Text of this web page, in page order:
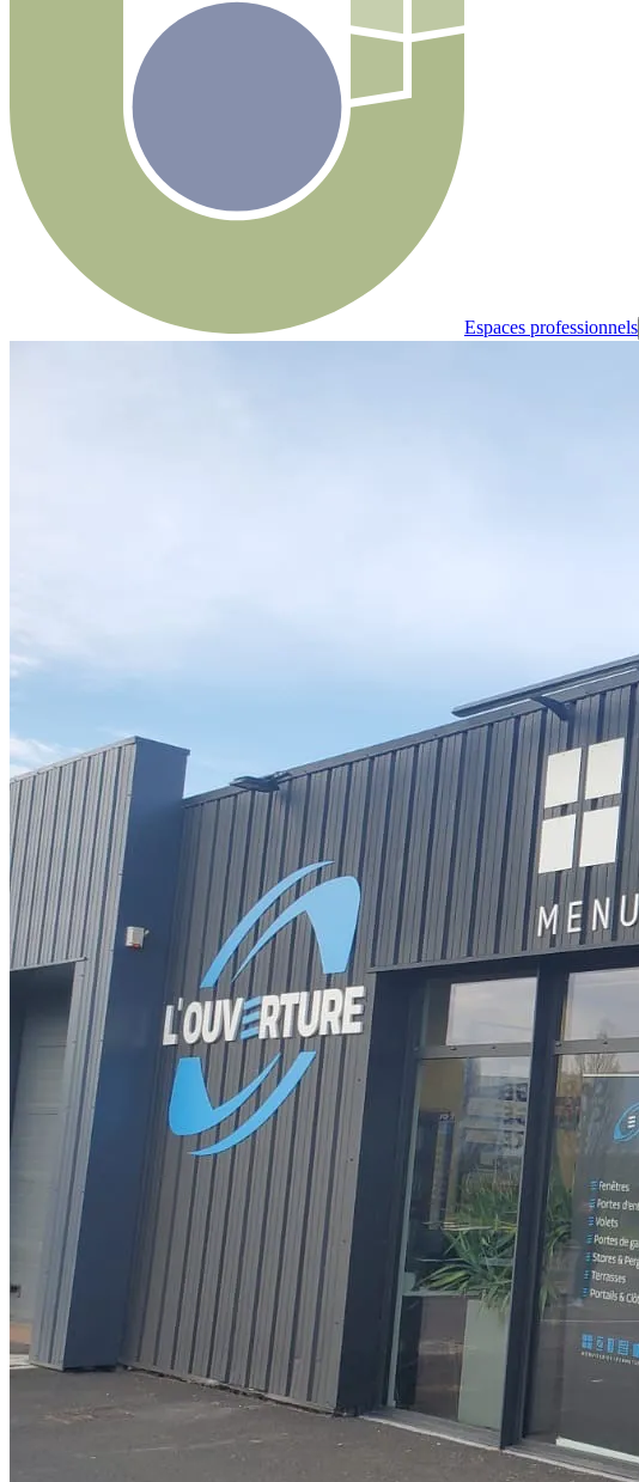
Espaces professionnels